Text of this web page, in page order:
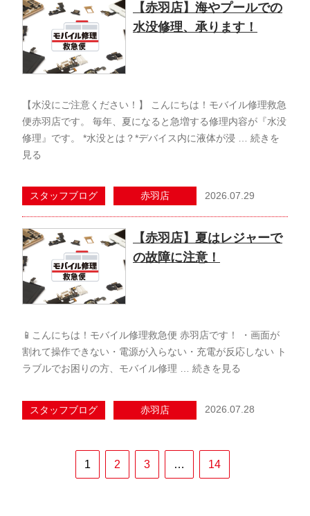
【赤羽店】海やプールでの
水没修理、承ります！
【水没にご注意ください！】 こんにちは！モバイル修理救急
便赤羽店です。 毎年、夏になると急増する修理内容が『水没
修理』です。 *水没とは？*デバイス内に液体が浸 … 続きを
見る
スタッフブログ 赤羽店 2026.07.29
【赤羽店】夏はレジャーで
の故障に注意！
📱こんにちは！モバイル修理救急便 赤羽店です！ ・画面が
割れて操作できない・電源が入らない・充電が反応しない ト
ラブルでお困りの方、モバイル修理 … 続きを見る
スタッフブログ 赤羽店 2026.07.28
1 2 3 … 14